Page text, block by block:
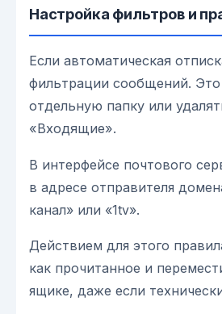
Настройка фильтров и
Если автоматическая
фильтрации сообщений.
отдельную папку или
«Входящие».
В интерфейсе почтового
в адресе отправителя
канал» или «1tv».
Действием для этого
как прочитанное и
ящике, даже если